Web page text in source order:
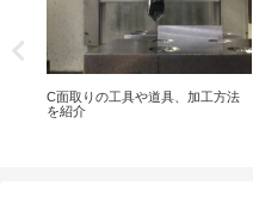
C面取りの工具や道具、加工方法
を紹介